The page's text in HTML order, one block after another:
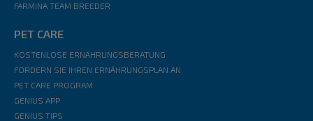
FARMINA TEAM BREEDER
PET CARE
KOSTENLOSE ERNÄHRUNGSBERATUNG
FORDERN SIE IHREN ERNÄHRUNGSPLAN AN
PET CARE PROGRAM
GENIUS APP
GENIUS TIPS